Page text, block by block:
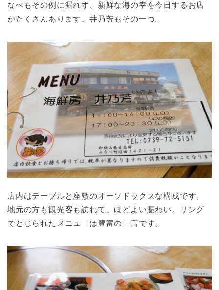
なべもその例に漏れず、新鮮な海の幸を今日するお店
がたくさんあります。井乃芳もその一つ。
店内はテーブルと座敷のオーソドックスな構成です。
地元の方も観光客も訪れて、ほどよい賑わい。リング
でとじられたメニューは豊富の一言です。